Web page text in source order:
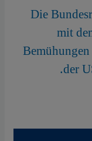
Die
mit
der